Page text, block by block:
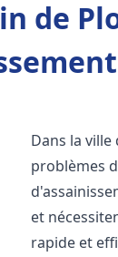
de
Dans la ville
problèmes
et
rapide et